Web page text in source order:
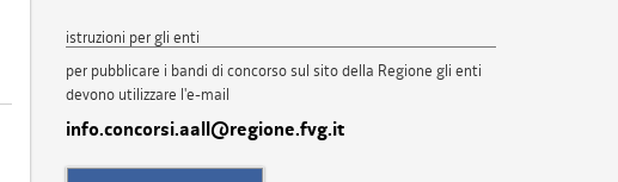
istruzioni per gli enti
per pubblicare i bandi di concorso sul sito della Regione gli enti
devono utilizzare l'e-mail
info.concorsi.aall@regione.fvg.it